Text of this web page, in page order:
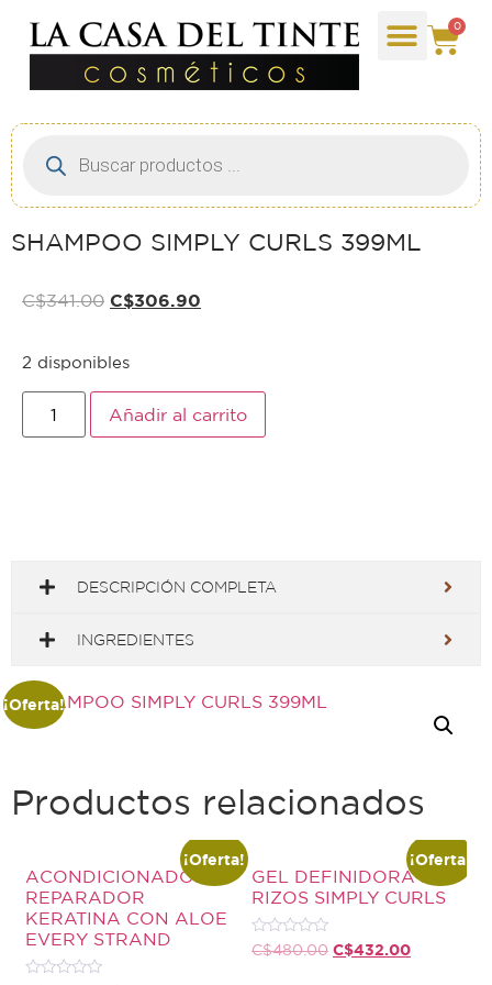
0
SHAMPOO SIMPLY CURLS 399ML
C$341.00 C$306.90
2 disponibles
Añadir al carrito
DESCRIPCIÓN COMPLETA
INGREDIENTES
¡Oferta!
Productos relacionados
¡Oferta!
ACONDICIONADOR
REPARADOR
KERATINA CON ALOE
EVERY STRAND
¡Oferta!
GEL DEFINIDORA DE
RIZOS SIMPLY CURLS
Valorado
con
C$480.00 C$432.00